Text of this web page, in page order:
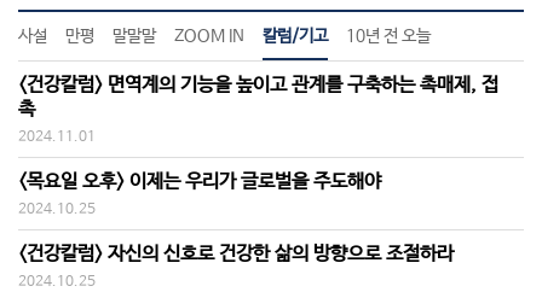
사설 만평 말말말 ZOOM IN 칼럼/기고 10년 전 오늘
<건강칼럼> 면역계의 기능을 높이고 관계를 구축하는 촉매제, 접
촉
2024.11.01
<목요일 오후> 이제는 우리가 글로벌을 주도해야
2024.10.25
<건강칼럼> 자신의 신호로 건강한 삶의 방향으로 조절하라
2024.10.25